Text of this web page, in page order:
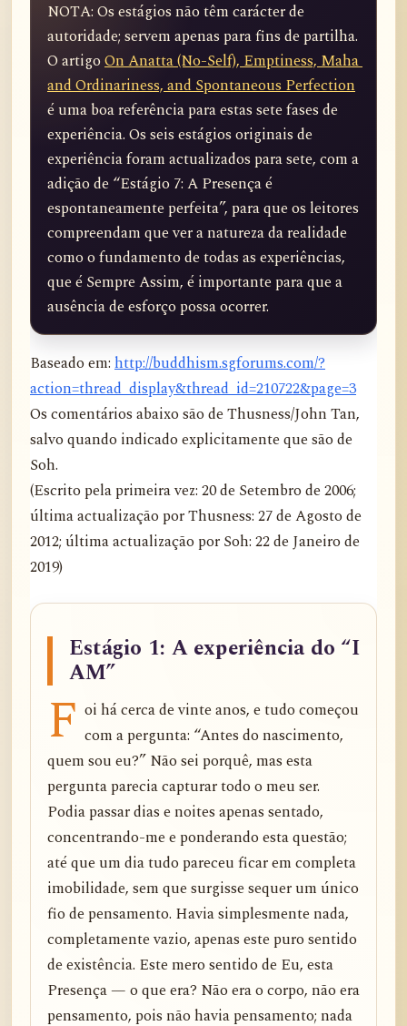
NOTA: Os estágios não têm carácter de
autoridade; servem apenas para fins de partilha.
O artigo On Anatta (No-Self), Emptiness, Maha
and Ordinariness, and Spontaneous Perfection
é uma boa referência para estas sete fases de
experiência. Os seis estágios originais de
experiência foram actualizados para sete, com a
adição de “Estágio 7: A Presença é
espontaneamente perfeita”, para que os leitores
compreendam que ver a natureza da realidade
como o fundamento de todas as experiências,
que é Sempre Assim, é importante para que a
ausência de esforço possa ocorrer.
Baseado em: http://buddhism.sgforums.com/?
action=thread_display&thread_id=210722&page=3
Os comentários abaixo são de Thusness/John Tan,
salvo quando indicado explicitamente que são de
Soh.
(Escrito pela primeira vez: 20 de Setembro de 2006;
última actualização por Thusness: 27 de Agosto de
2012; última actualização por Soh: 22 de Janeiro de
2019)
Estágio 1: A experiência do “I
AM”
F oi há cerca de vinte anos, e tudo começou
com a pergunta: “Antes do nascimento,
quem sou eu?” Não sei porquê, mas esta
pergunta parecia capturar todo o meu ser.
Podia passar dias e noites apenas sentado,
concentrando-me e ponderando esta questão;
até que um dia tudo pareceu ficar em completa
imobilidade, sem que surgisse sequer um único
fio de pensamento. Havia simplesmente nada,
completamente vazio, apenas este puro sentido
de existência. Este mero sentido de Eu, esta
Presença — o que era? Não era o corpo, não era
pensamento, pois não havia pensamento; nada